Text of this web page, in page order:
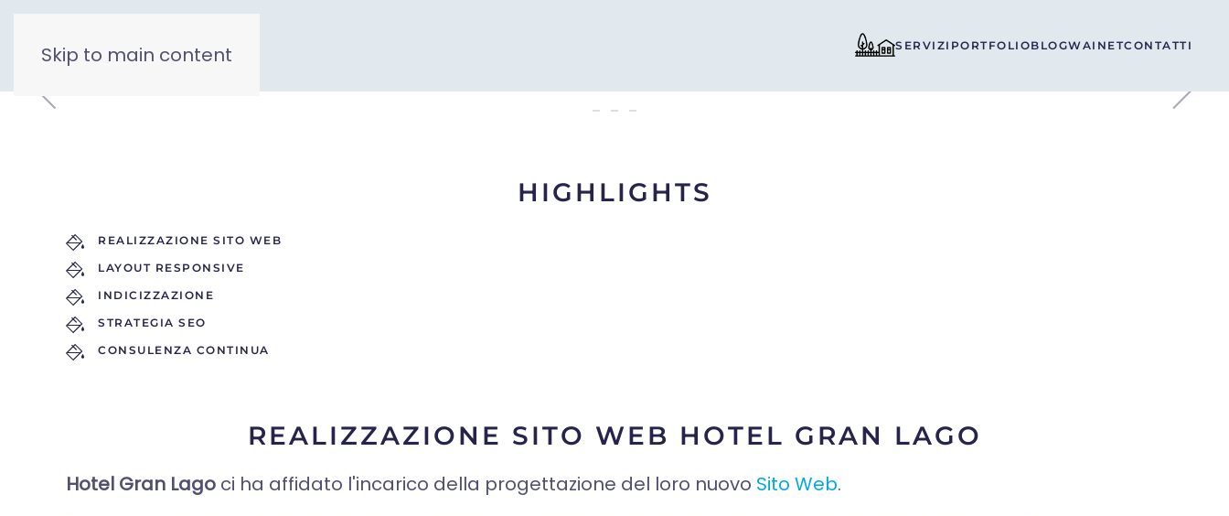
Skip to main content SERVIZI PORTFOLIOBLOGWAINETCONTATTI
HIGHLIGHTS
REALIZZAZIONE SITO WEB
LAYOUT RESPONSIVE
INDICIZZAZIONE
STRATEGIA SEO
CONSULENZA CONTINUA
REALIZZAZIONE SITO WEB HOTEL GRAN LAGO
Hotel Gran Lago ci ha affidato l'incarico della progettazione del loro nuovo Sito Web.